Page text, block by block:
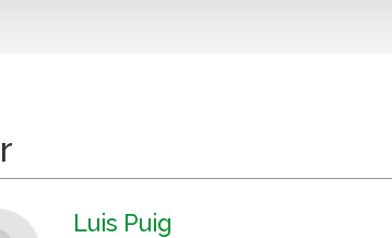
Luis Puig